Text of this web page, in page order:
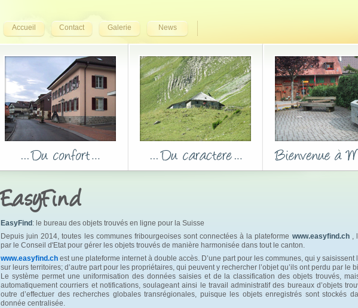
Accueil Contact Galerie News
EasyFind
EasyFind : le bureau des objets trouvés en ligne pour la Suisse
Depuis juin 2014, toutes les communes fribourgeoises sont connectées à la plateforme www.easyfind.ch,
par le Conseil d'Etat pour gérer les objets trouvés de manière harmonisée dans tout le canton.
www.easyfind.ch est une plateforme internet à double accès. D’une part pour les communes, qui y saisissent
sur leurs territoires; d’autre part pour les propriétaires, qui peuvent y rechercher l’objet qu’ils ont perdu par le
Le système permet une uniformisation des données saisies et de la classification des objets trouvés,
automatiquement courriers et notifications, soulageant ainsi le travail administratif des bureaux d’objets
outre d’effectuer des recherches globales transrégionales, puisque les objets enregistrés sont stockés
donnée centralisée.